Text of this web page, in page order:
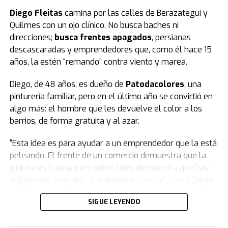
Finalmente, todos se pusieron de pie y se hizo silencio.
El peronismo se opuso desde el inicioy, además de
advertir que la ley se concentra en lo punitivo y no en la
protección de las infancias, remarcó que los fondos
presupuestados resultan insuficientes.
Según la norma,el presupuesto para un sistema que
reduce la edad de 16 a 14 años destina $23.700
millones a las provincias.
costo del metro cuadrado es de 3,2 millones de pesos.
Con el presupuesto previsto se podrían construir 7.400
Frente a esos números, Jorge Capitanich del PJ señaló:
Diego Fleitas camina por las calles de Berazategui y
Quilmes con un ojo clínico. No busca baches ni
direcciones; busca frentes apagados, persianas
descascaradas y emprendedores que, como él hace 15
años, la estén “remando” contra viento y marea.
Diego, de 48 años, es dueño de Patodacolores, una
pinturería familiar, pero en el último año se convirtió en
algo más: el hombre que les devuelve el color a los
barrios, de forma gratuita y al azar.
“Esta idea es para ayudar a un emprendedor que la está
peleando. El frente de un comercio demuestra que la
pintura es buena, pero sobre todo, demuestra que hay
en diálogo conTN.
SIGUE LEYENDO